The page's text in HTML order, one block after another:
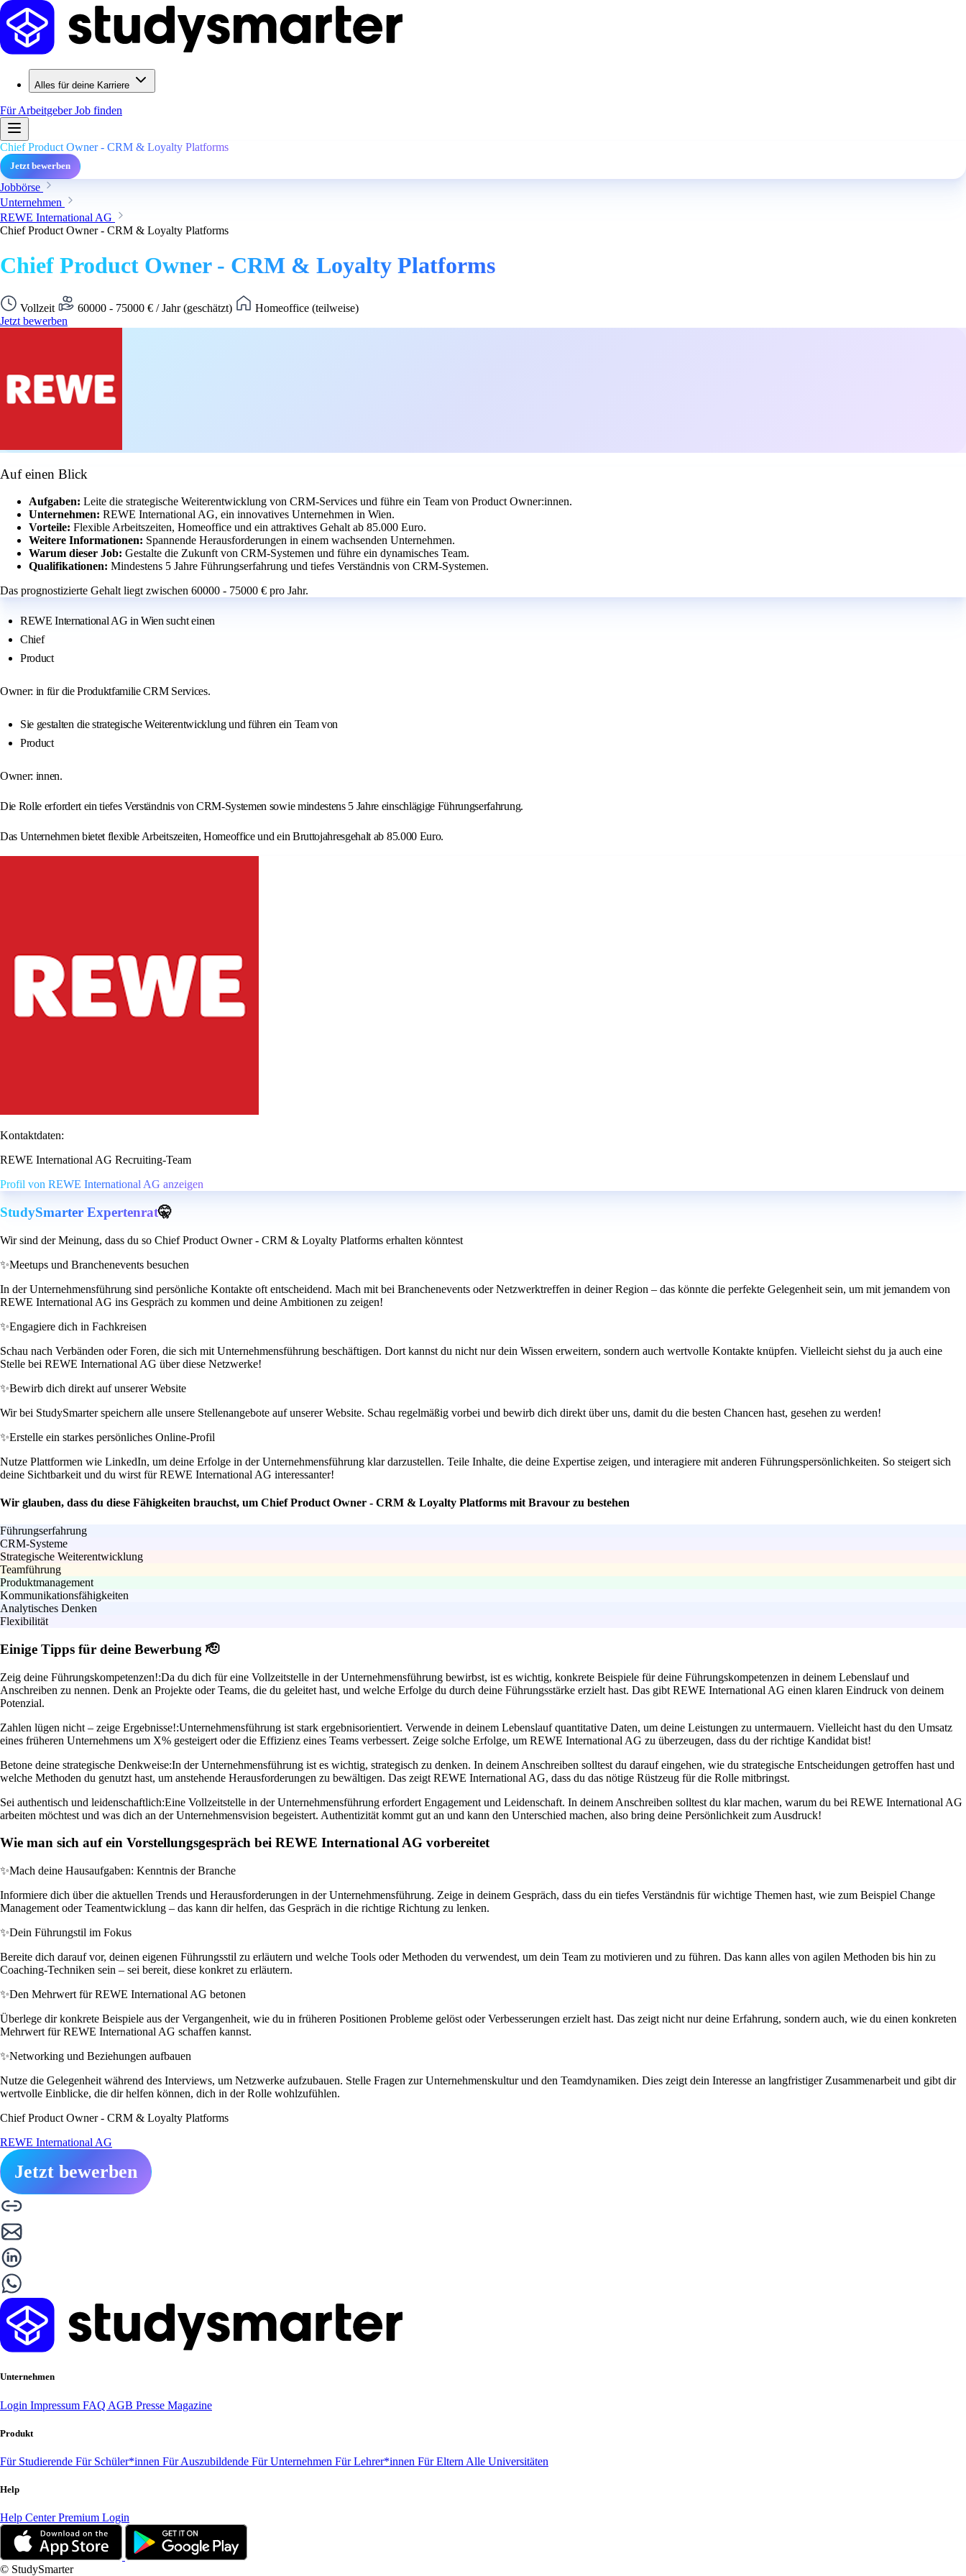
Alles für deine Karriere
Für ArbeitgeberJob finden
Chief Product Owner - CRM & Loyalty Platforms
Jetzt bewerben
Jobbörse
Unternehmen
REWE International AG
Chief Product Owner - CRM & Loyalty Platforms
Chief Product Owner - CRM & Loyalty Platforms
Vollzeit 60000 - 75000 € / Jahr (geschätzt)
Homeoffice (teilweise)
Jetzt bewerben
Auf einen Blick
Aufgaben: Leite die strategische Weiterentwicklung von CRM-Services und führe ein Team von Product Owner:innen.
Unternehmen: REWE International AG, ein innovatives Unternehmen in Wien.
Vorteile: Flexible Arbeitszeiten, Homeoffice und ein attraktives Gehalt ab 85.000 Euro.
Weitere Informationen: Spannende Herausforderungen in einem wachsenden Unternehmen.
Warum dieser Job: Gestalte die Zukunft von CRM-Systemen und führe ein dynamisches Team.
Qualifikationen: Mindestens 5 Jahre Führungserfahrung und tiefes Verständnis von CRM-Systemen.
Das prognostizierte Gehalt liegt zwischen 60000 - 75000 € pro Jahr.
REWE International AG in Wien sucht einen
Chief
Product
Owner: in für die Produktfamilie CRM Services.
Sie gestalten die strategische Weiterentwicklung und führen ein Team von
Product
Owner: innen.
Die Rolle erfordert ein tiefes Verständnis von CRM-Systemen sowie mindestens 5 Jahre einschlägige Führungserfahrung.
Das Unternehmen bietet flexible Arbeitszeiten, Homeoffice und ein Bruttojahresgehalt ab 85.000 Euro.
Kontaktdaten:
REWE International AG Recruiting-Team
Profil von REWE International AG anzeigen
StudySmarter Expertenrat🤫
Wir sind der Meinung, dass du so Chief Product Owner - CRM & Loyalty Platforms erhalten könntest
✨Meetups und Branchenevents besuchen
In der Unternehmensführung sind persönliche Kontakte oft entscheidend. Mach mit bei Branchenevents oder Netzwerktreffen in deiner Region – das könnte die perfekte Gelegenheit sein, um mit jemandem von
REWE International AG ins Gespräch zu kommen und deine Ambitionen zu zeigen!
✨Engagiere dich in Fachkreisen
Schau nach Verbänden oder Foren, die sich mit Unternehmensführung beschäftigen. Dort kannst du nicht nur dein Wissen erweitern, sondern auch wertvolle Kontakte knüpfen. Vielleicht siehst du ja auch eine
Stelle bei REWE International AG über diese Netzwerke!
✨Bewirb dich direkt auf unserer Website
Wir bei StudySmarter speichern alle unsere Stellenangebote auf unserer Website. Schau regelmäßig vorbei und bewirb dich direkt über uns, damit du die besten Chancen hast, gesehen zu werden!
✨Erstelle ein starkes persönliches Online-Profil
Nutze Plattformen wie LinkedIn, um deine Erfolge in der Unternehmensführung klar darzustellen. Teile Inhalte, die deine Expertise zeigen, und interagiere mit anderen Führungspersönlichkeiten. So steigert sich
deine Sichtbarkeit und du wirst für REWE International AG interessanter!
Wir glauben, dass du diese Fähigkeiten brauchst, um Chief Product Owner - CRM & Loyalty Platforms mit Bravour zu bestehen
Führungserfahrung
CRM-Systeme
Strategische Weiterentwicklung
Teamführung
Produktmanagement
Kommunikationsfähigkeiten
Analytisches Denken
Flexibilität
Einige Tipps für deine Bewerbung 🫡
Zeig deine Führungskompetenzen!:Da du dich für eine Vollzeitstelle in der Unternehmensführung bewirbst, ist es wichtig, konkrete Beispiele für deine Führungskompetenzen in deinem Lebenslauf und
Anschreiben zu nennen. Denk an Projekte oder Teams, die du geleitet hast, und welche Erfolge du durch deine Führungsstärke erzielt hast. Das gibt REWE International AG einen klaren Eindruck von deinem
Potenzial.
Zahlen lügen nicht – zeige Ergebnisse!:Unternehmensführung ist stark ergebnisorientiert. Verwende in deinem Lebenslauf quantitative Daten, um deine Leistungen zu untermauern. Vielleicht hast du den Umsatz
eines früheren Unternehmens um X% gesteigert oder die Effizienz eines Teams verbessert. Zeige solche Erfolge, um REWE International AG zu überzeugen, dass du der richtige Kandidat bist!
Betone deine strategische Denkweise:In der Unternehmensführung ist es wichtig, strategisch zu denken. In deinem Anschreiben solltest du darauf eingehen, wie du strategische Entscheidungen getroffen hast und
welche Methoden du genutzt hast, um anstehende Herausforderungen zu bewältigen. Das zeigt REWE International AG, dass du das nötige Rüstzeug für die Rolle mitbringst.
Sei authentisch und leidenschaftlich:Eine Vollzeitstelle in der Unternehmensführung erfordert Engagement und Leidenschaft. In deinem Anschreiben solltest du klar machen, warum du bei REWE International AG
arbeiten möchtest und was dich an der Unternehmensvision begeistert. Authentizität kommt gut an und kann den Unterschied machen, also bring deine Persönlichkeit zum Ausdruck!
Wie man sich auf ein Vorstellungsgespräch bei REWE International AG vorbereitet
✨Mach deine Hausaufgaben: Kenntnis der Branche
Informiere dich über die aktuellen Trends und Herausforderungen in der Unternehmensführung. Zeige in deinem Gespräch, dass du ein tiefes Verständnis für wichtige Themen hast, wie zum Beispiel Change
Management oder Teamentwicklung – das kann dir helfen, das Gespräch in die richtige Richtung zu lenken.
✨Dein Führungstil im Fokus
Bereite dich darauf vor, deinen eigenen Führungsstil zu erläutern und welche Tools oder Methoden du verwendest, um dein Team zu motivieren und zu führen. Das kann alles von agilen Methoden bis hin zu
Coaching-Techniken sein – sei bereit, diese konkret zu erläutern.
✨Den Mehrwert für REWE International AG betonen
Überlege dir konkrete Beispiele aus der Vergangenheit, wie du in früheren Positionen Probleme gelöst oder Verbesserungen erzielt hast. Das zeigt nicht nur deine Erfahrung, sondern auch, wie du einen konkreten
Mehrwert für REWE International AG schaffen kannst.
✨Networking und Beziehungen aufbauen
Nutze die Gelegenheit während des Interviews, um Netzwerke aufzubauen. Stelle Fragen zur Unternehmenskultur und den Teamdynamiken. Dies zeigt dein Interesse an langfristiger Zusammenarbeit und gibt dir
wertvolle Einblicke, die dir helfen können, dich in der Rolle wohlzufühlen.
Chief Product Owner - CRM & Loyalty Platforms
REWE International AG
Jetzt bewerben
Unternehmen
Login Impressum FAQ AGB Presse Magazine
Produkt
Für Studierende Für Schüler*innen Für Auszubildende Für Unternehmen Für Lehrer*innen Für Eltern Alle Universitäten
Help
Help CenterPremium Login
© StudySmarter